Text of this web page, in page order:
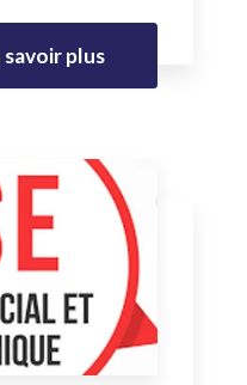
savoir plus